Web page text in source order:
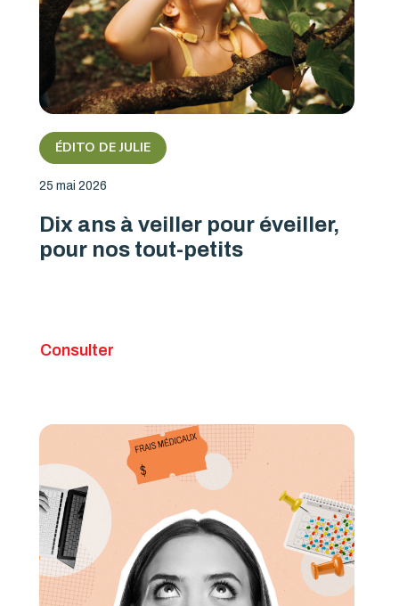
ÉDITO DE JULIE
25 mai 2026
Dix ans à veiller pour éveiller,
pour nos tout-petits
Consulter